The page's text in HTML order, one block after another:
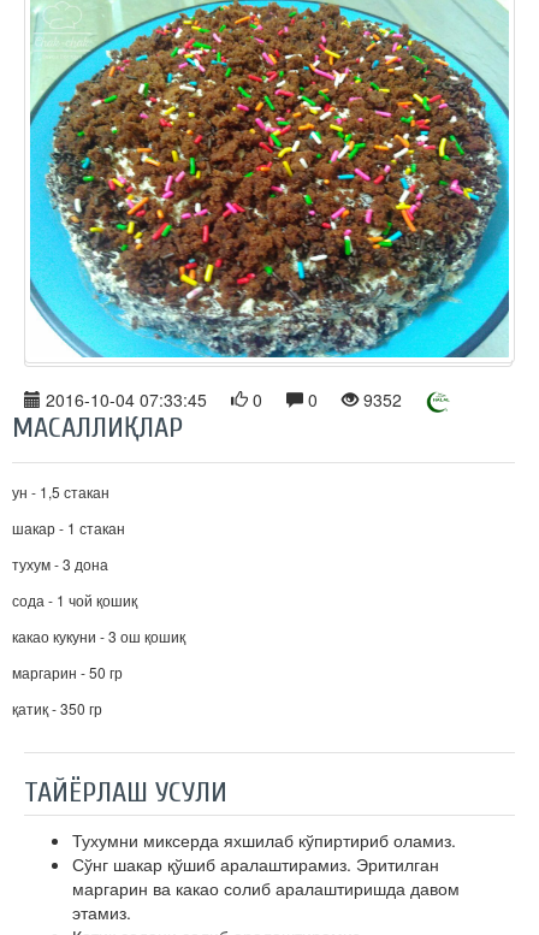
2016-10-04 07:33:45 0 0 9352
МАСАЛЛИҚЛАР
ун - 1,5 стакан
шакар - 1 стакан
тухум - 3 дона
сода - 1 чой қошиқ
какао кукуни - 3 ош қошиқ
маргарин - 50 гр
қатиқ - 350 гр
ТАЙЁРЛАШ УСУЛИ
Тухумни миксерда яхшилаб кўпиртириб оламиз.
Сўнг шакар қўшиб аралаштирамиз. Эритилган
маргарин ва какао солиб аралаштиришда давом
этамиз.